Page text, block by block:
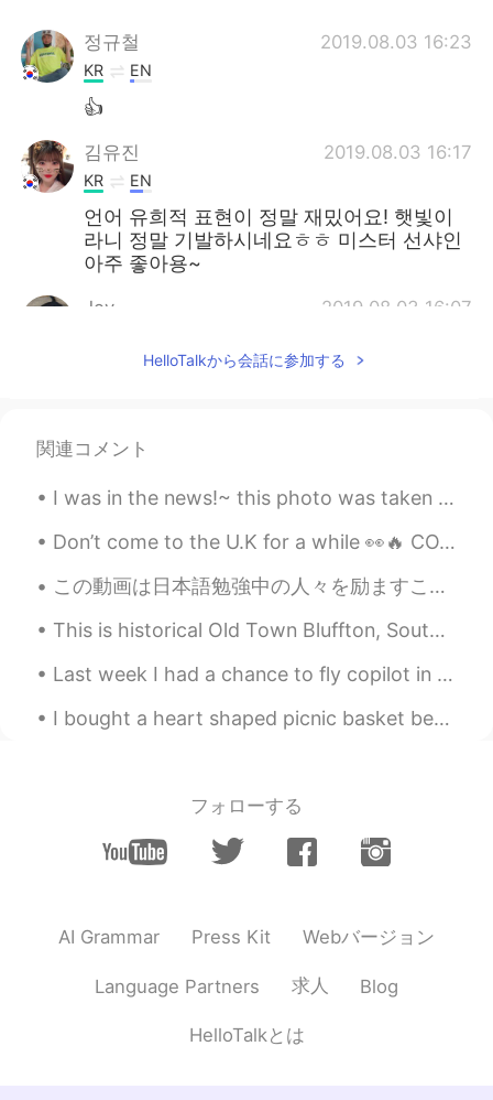
정규철 2019.08.03 16:23
KR EN
👍
김유진 2019.08.03 16:17
KR EN
언어 유희적 표현이 정말 재밌어요! 햇빛이
라니 정말 기발하시네요ㅎㅎ 미스터 선샤인
아주 좋아용~
Joy 2019.08.03 16:07
아 너무 사랑스럽다 ㅠㅠㅠ
KR EN
🌞👍👍
HaminNyangE 2019.08.03 16:05
KR EN
앗?드라마 이름이랑 똑같아
2019.08.03 16:05
Omg he is SO adorable 😘
저도 강아지 두마리 키우는데 고양이 입양해
서 키우고 있어요 😃
KR EN
HelloTalkから会話に参加する
関連コメント
I was in the news!~ this photo was taken when the local media was touring the elementary school ...
Don’t come to the U.K for a while 👀🔥 COVID is rampant! 😷🦠💉 Stay safe everyone I feel so sad tha...
この動画は日本語勉強中の人々を励ますことができると思いますから、ぜひ観てくださいね。 I think this video can inspire people that are learnin...
This is historical Old Town Bluffton, South Carolina. Bluffton has gorgeous antebellum homes, his...
Last week I had a chance to fly copilot in the private plane I was using for work. It was such a ...
I bought a heart shaped picnic basket because why not? 😅 I told my friends and we got a bunch of ...
フォローする
AI Grammar Press Kit Webバージョン
Language Partners 求人 Blog
HelloTalkとは